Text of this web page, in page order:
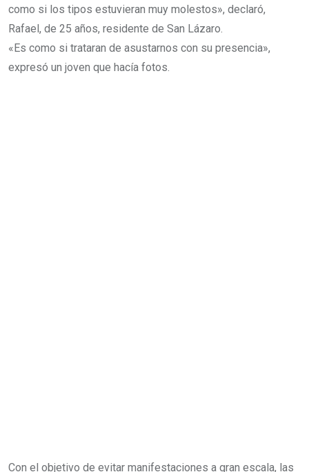
como si los tipos estuvieran muy molestos», declaró,
Rafael, de 25 años, residente de San Lázaro.
«Es como si trataran de asustarnos con su presencia»,
expresó un joven que hacía fotos.
Con el objetivo de evitar manifestaciones a gran escala, las